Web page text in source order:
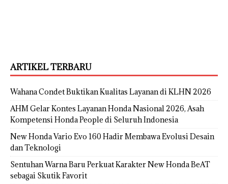
ARTIKEL TERBARU
Wahana Condet Buktikan Kualitas Layanan di KLHN 2026
AHM Gelar Kontes Layanan Honda Nasional 2026, Asah
Kompetensi Honda People di Seluruh Indonesia
New Honda Vario Evo 160 Hadir Membawa Evolusi Desain
dan Teknologi
Sentuhan Warna Baru Perkuat Karakter New Honda BeAT
sebagai Skutik Favorit